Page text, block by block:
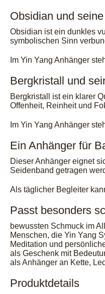
Obsidian und
Obsidian ist ein dunkles
symbolischen Sinn
Im Yin Yang Anhänger
Bergkristall und
Bergkristall ist ein klarer
Offenheit, Reinheit und
Im Yin Yang Anhänger
Ein Anhänger für
Dieser Anhänger eignet
Seidenband getragen
Als täglicher Begleiter
Passt besonders
bewussten Schmuck im
Menschen, die Yin Yang
Meditation und
als Geschenk mit
als Anhänger an Kette,
Produktdetails